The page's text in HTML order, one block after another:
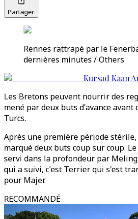
Partager
Rennes rattrapé par le
dernières minutes / Others
Kursad Kaan
Les Bretons peuvent nourrir des
mené par deux buts d'avance
Turcs.
Après une première période
marqué deux buts coup sur coup.
servi dans la profondeur par
qui a suivi, c'est Terrier qui s'est
pour Majer.
RECOMMANDÉ